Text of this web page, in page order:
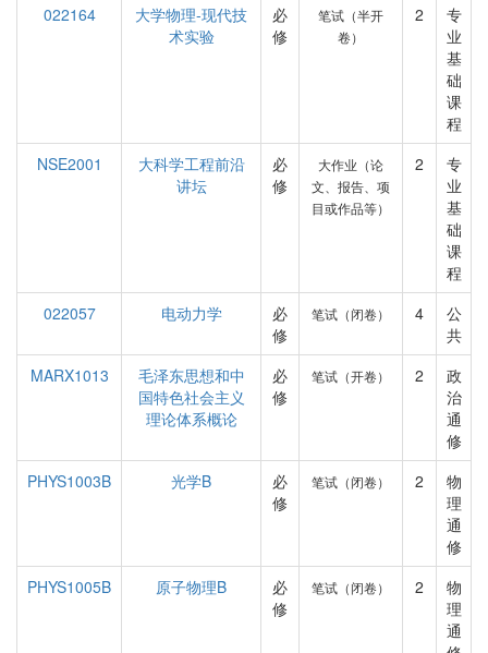
022164
大学物理-现代技
术实验
必
修
笔试（半开
卷）
2
专
业
基
础
课
程
NSE2001
大科学工程前沿
讲坛
必
修
大作业（论
文、报告、项
目或作品等）
2
专
业
基
础
课
程
022057
电动力学
必
修
笔试（闭卷） 4
公
共
MARX1013
毛泽东思想和中
国特色社会主义
理论体系概论
必
修
笔试（开卷） 2
政
治
通
修
PHYS1003B
光学B
必
修
笔试（闭卷） 2
物
理
通
修
PHYS1005B
原子物理B
必
修
笔试（闭卷） 2
物
理
通